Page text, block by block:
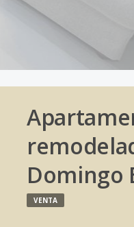
Domingo
VENTA